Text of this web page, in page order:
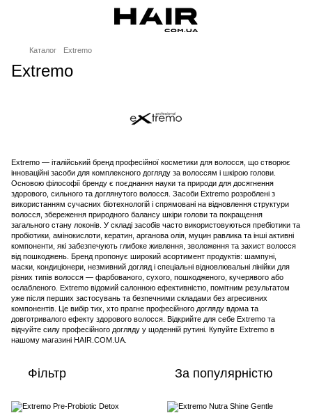
Каталог Extremo
Extremo
Extremo — італійський бренд професійної косметики для волосся, що створює
інноваційні засоби для комплексного догляду за волоссям і шкірою голови.
Основою філософії бренду є поєднання науки та природи для досягнення
здорового, сильного та доглянутого волосся. Засоби Extremo розроблені з
використанням сучасних біотехнологій і спрямовані на відновлення структури
волосся, збереження природного балансу шкіри голови та покращення
загального стану локонів. У складі засобів часто використовуються пребіотики та
пробіотики, амінокислоти, кератин, арганова олія, муцин равлика та інші активні
компоненти, які забезпечують глибоке живлення, зволоження та захист волосся
від пошкоджень. Бренд пропонує широкий асортимент продуктів: шампуні,
маски, кондиціонери, незмивний догляд і спеціальні відновлювальні лінійки для
різних типів волосся — фарбованого, сухого, пошкодженого, кучерявого або
ослабленого. Extremo відомий салонною ефективністю, помітним результатом
уже після перших застосувань та безпечними складами без агресивних
компонентів. Це вибір тих, хто прагне професійного догляду вдома та
довготривалого ефекту здорового волосся. Відкрийте для себе Extremo та
відчуйте силу професійного догляду у щоденній рутині. Купуйте Extremo в
нашому магазині HAIR.COM.UA.
Фільтр За популярністю